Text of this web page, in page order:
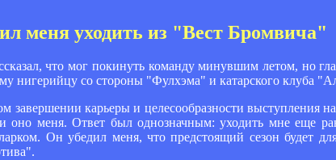
меня уходить из "Вест Бромвича"
что мог покинуть команду минувшим летом, но
нигерийцу со стороны "Фулхэма" и катарского клуба
завершении карьеры и целесообразности выступления
оно меня. Ответ был однозначным: уходить мне еще
Он убедил меня, что предстоящий сезон будет